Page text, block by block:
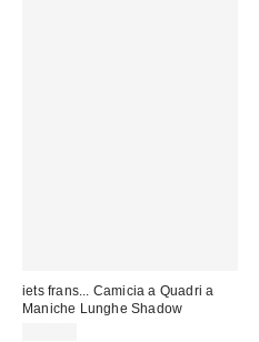
iets frans... Camicia a Quadri a
Maniche Lunghe Shadow